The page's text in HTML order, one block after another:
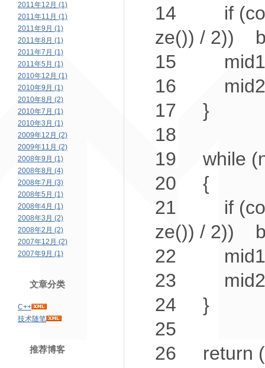
2011年12月 (1)
2011年11月 (1)
2011年9月 (1)
2011年8月 (1)
2011年7月 (1)
2011年5月 (1)
2010年12月 (1)
2010年9月 (1)
2010年8月 (2)
2010年7月 (1)
2010年3月 (1)
2009年12月 (2)
2009年11月 (2)
2008年9月 (1)
2008年8月 (4)
2008年7月 (3)
2008年5月 (1)
2008年4月 (1)
2008年3月 (2)
2008年2月 (2)
2007年12月 (2)
2007年9月 (1)
文章分类
C++
技术随笔
推荐博客
14
if
ze()) / 2))
15 mid1
16 mid2 =
17 }
18
19
while
20 {
21
if
ze()) / 2))
22 mid1
23 mid2 =
24 }
25
26
return